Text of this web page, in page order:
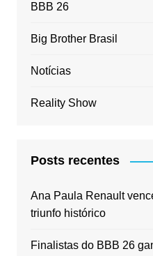
BBB 26
Big Brother Brasil
Notícias
Reality Show
Posts recentes
Ana Paula Renault
triunfo histórico
Finalistas do BBB 26